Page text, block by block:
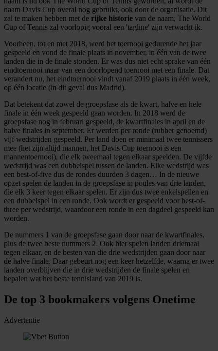
naam Davis Cup overal nog gebruikt, ook door de organisatie. Dit
zal te maken hebben met de rijke historie van de naam, The World
Cup of Tennis zal voorlopig vooral een 'tagline' zijn verwacht ik.
Voorheen, tot en met 2018, werd het toernooi gedurende het jaar
gespeeld en vond de finale plaats in november, in één van de twee
landen die in de finale stonden. Er was dus niet echt sprake van één
eindtoernooi maar van een doorlopend toernooi met een finale. Dat
verandert nu, het eindtoernooi vindt vanaf 2019 plaats in één week,
op één locatie (in dit geval dus Madrid).
Dat betekent dat zowel de groepsfase als de kwart, halve en hele
finale in één week gespeeld gaan worden. In 2018 werd de
groepsfase nog in februari gespeeld, de kwartfinales in april en de
halve finales in september. Er werden per ronde (rubber genoemd)
vijf wedstrijden gespeeld. Per land doen er minimaal twee tennissers
mee (het zijn altijd mannen, het Davis Cup toernooi is een
mannentoernooi), die elk tweemaal tegen elkaar speelden. De vijfde
wedstrijd was een dubbelspel tussen de landen. Elke wedstrijd was
een best-of-five dus de rondes duurden 3 dagen… In de nieuwe
opzet spelen de landen in de groepsfase in poules van drie landen,
die elk 3 keer tegen elkaar spelen. Er zijn dus twee enkelspellen en
een dubbelspel in een ronde. Ook wordt er gespeeld voor best-of-
three per wedstrijd, waardoor een ronde in een dagdeel gespeeld kan
worden.
De nummers 1 van de groepsfase gaan door naar de kwartfinales,
plus de twee beste nummers 2. Ook hier spelen landen driemaal
tegen elkaar, en de besten van die drie wedstrijden gaan door naar
de halve finale. Daar gebeurt nog een keer hetzelfde, waarna er twee
landen overblijven die in drie wedstrijden de finale spelen en
bepalen wat het beste tennisland van 2019 is.
De top 3 bookmakers volgens Onetime
Advertentie